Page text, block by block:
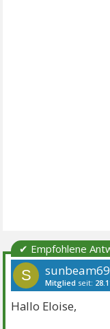
✔ Empfohlene
S sunbeam69
Mitglied seit:
Hallo Eloise,